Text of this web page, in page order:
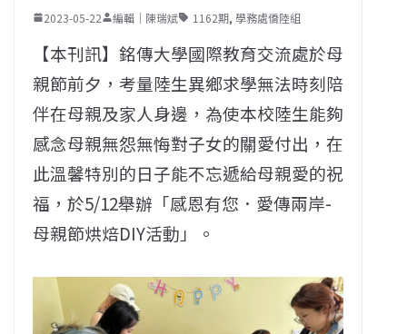
2023-05-22 編輯｜陳瑞斌 1162期, 學務處僑陸組
【本刊訊】銘傳大學國際教育交流處於母
親節前夕，考量陸生異鄉求學無法時刻陪
伴在母親及家人身邊，為使本校陸生能夠
感念母親無怨無悔對子女的關愛付出，在
此溫馨特別的日子能不忘遞給母親愛的祝
福，於5/12舉辦「感恩有您．愛傳兩岸-
母親節烘焙DIY活動」。